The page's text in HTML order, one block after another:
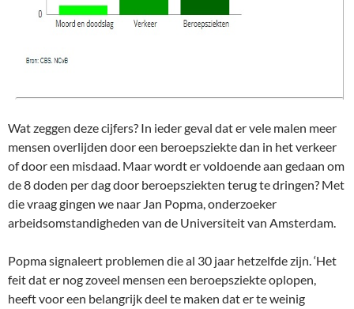
Wat zeggen deze cijfers? In ieder geval dat er vele malen meer
mensen overlijden door een beroepsziekte dan in het verkeer
of door een misdaad. Maar wordt er voldoende aan gedaan om
de 8 doden per dag door beroepsziekten terug te dringen? Met
die vraag gingen we naar Jan Popma, onderzoeker
arbeidsomstandigheden van de Universiteit van Amsterdam.
Popma signaleert problemen die al 30 jaar hetzelfde zijn. ‘Het
feit dat er nog zoveel mensen een beroepsziekte oplopen,
heeft voor een belangrijk deel te maken dat er te weinig